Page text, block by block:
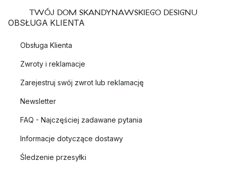
TWÓJ DOM SKANDYNAWSKIEGO DESIGNU
OBSŁUGA KLIENTA
Obsługa Klienta
Zwroty i reklamacje
Zarejestruj swój zwrot lub reklamację
Newsletter
FAQ - Najczęściej zadawane pytania
Informacje dotyczące dostawy
Śledzenie przesyłki